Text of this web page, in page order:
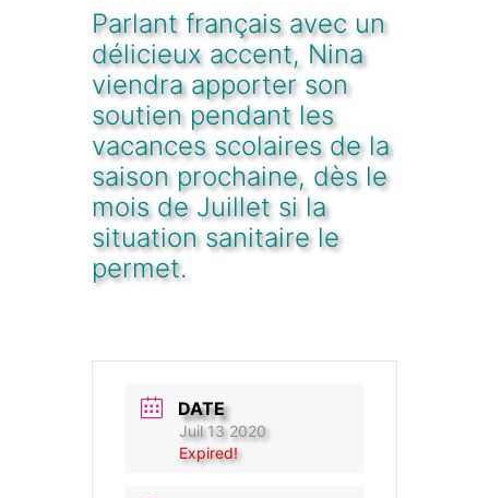
Parlant français avec un
délicieux accent, Nina
viendra apporter son
soutien pendant les
vacances scolaires de la
saison prochaine, dès le
mois de Juillet si la
situation sanitaire le
permet.
DATE
Juil 13 2020
Expired!